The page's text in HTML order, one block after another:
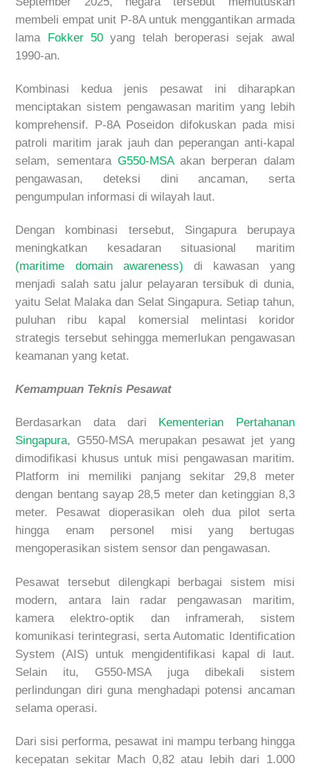
membeli empat unit P-8A untuk menggantikan armada
lama Fokker 50 yang telah beroperasi sejak awal
1990-an.
Kombinasi kedua jenis pesawat ini diharapkan
menciptakan sistem pengawasan maritim yang lebih
komprehensif. P-8A Poseidon difokuskan pada misi
patroli maritim jarak jauh dan peperangan anti-kapal
selam, sementara G550-MSAakan berperan dalam
pengawasan, deteksi dini ancaman, serta
pengumpulan informasi di wilayah laut.
Dengan kombinasi tersebut, Singapura berupaya
meningkatkan kesadaran situasional maritim
(maritime domain awareness) di kawasan yang
menjadi salah satu jalur pelayaran tersibuk di dunia,
yaitu Selat Malaka dan Selat Singapura. Setiap tahun,
puluhan ribu kapal komersial melintasi koridor
strategis tersebut sehingga memerlukan pengawasan
keamanan yang ketat.
Kemampuan Teknis Pesawat
Berdasarkan data dari
Kementerian Pertahanan
Singapura, G550-MSA merupakan pesawat jet yang
dimodifikasi khusus untuk misi pengawasan maritim.
Platform ini memiliki panjang sekitar 29,8 meter
dengan bentang sayap 28,5 meter dan ketinggian 8,3
meter. Pesawat dioperasikan oleh dua pilot serta
hingga enam personel misi yang bertugas
mengoperasikan sistem sensor dan pengawasan.
Pesawat tersebut dilengkapi berbagai sistem misi
modern, antara lain radar pengawasan maritim,
kamera elektro-optik dan inframerah, sistem
komunikasi terintegrasi, sertaAutomatic Identification
System (AIS) untuk mengidentifikasi kapal di laut.
Selain itu, G550-MSA juga dibekali sistem
perlindungan diri guna menghadapi potensi ancaman
selama operasi.
Dari sisi performa, pesawat ini mampu terbang hingga
kecepatan sekitar Mach 0,82 atau lebih dari 1.000